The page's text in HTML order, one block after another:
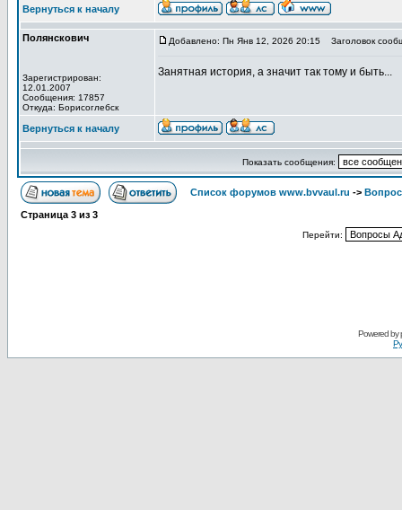
Вернуться к началу
Полянскович
Зарегистрирован:
12.01.2007
Сообщения: 17857
Откуда: Борисоглебск
Добавлено: Пн Янв 12, 2026 20:15 Заголовок
Занятная история, а значит так тому и быть...
Вернуться к началу
Показать сообщения:
Список форумов www.bvvaul.ru ->
Страница 3 из 3
Перейти:
Powered by